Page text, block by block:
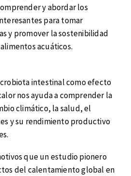
y abordar los
para tomar
y promover la sostenibilidad
acuáticos.
intestinal como efecto
nos ayuda a comprender la
climático, la salud, el
y su rendimiento productivo
que un estudio pionero
del calentamiento global en